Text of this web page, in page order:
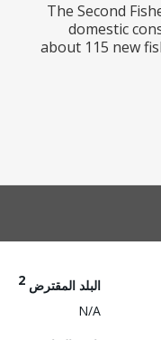
The Second
domestic
about 115 new
البلد المقترض 2
N/A